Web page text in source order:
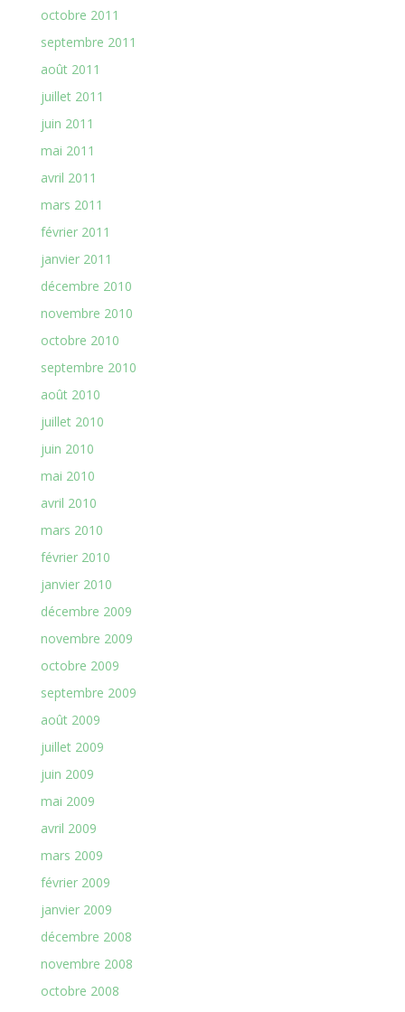
octobre 2011
septembre 2011
août 2011
juillet 2011
juin 2011
mai 2011
avril 2011
mars 2011
février 2011
janvier 2011
décembre 2010
novembre 2010
octobre 2010
septembre 2010
août 2010
juillet 2010
juin 2010
mai 2010
avril 2010
mars 2010
février 2010
janvier 2010
décembre 2009
novembre 2009
octobre 2009
septembre 2009
août 2009
juillet 2009
juin 2009
mai 2009
avril 2009
mars 2009
février 2009
janvier 2009
décembre 2008
novembre 2008
octobre 2008